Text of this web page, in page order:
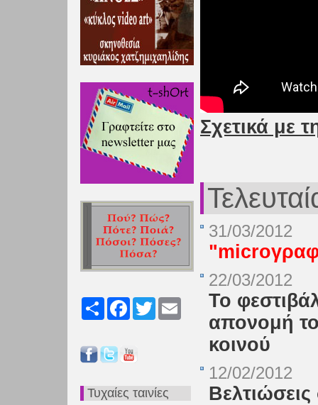
Share FacebookTwitter
Τυχαίες ταινίες
Σχετικά με
31/03/2012
22/03/2012
Το
απονομή
κοινού
12/02/2012